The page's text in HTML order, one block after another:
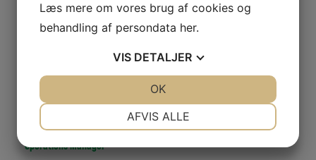
Name Phone E-mail
Manager
Stephan Strand +1 360 661 1871 srs@vikima.com
Operations Manager
Læs mere om vores brug af cookies og
behandling af persondata her.
VIS DETALJER
AFVIS ALLE
OK